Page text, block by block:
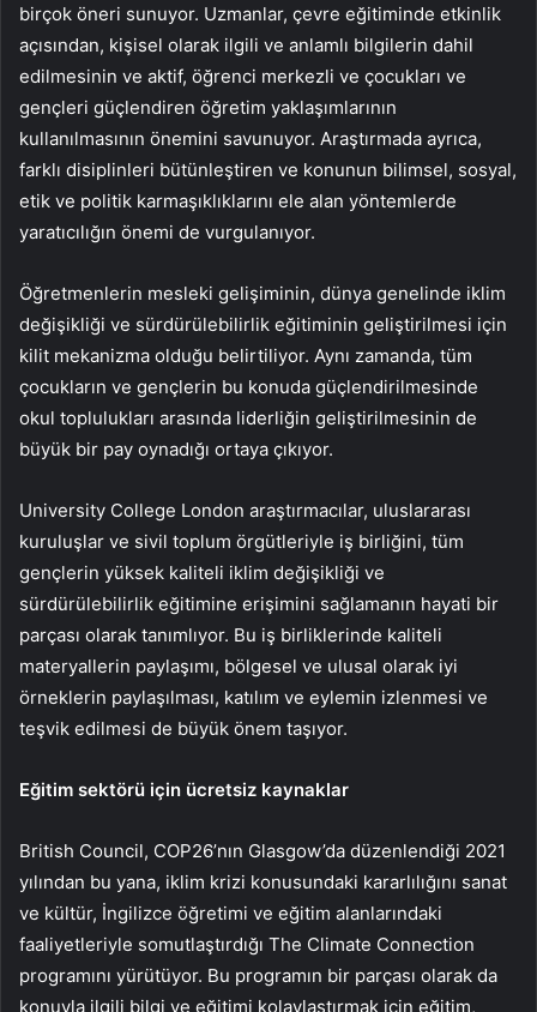
birçok öneri sunuyor. Uzmanlar, çevre eğitiminde etkinlik
açısından, kişisel olarak ilgili ve anlamlı bilgilerin dahil
edilmesinin ve aktif, öğrenci merkezli ve çocukları ve
gençleri güçlendiren öğretim yaklaşımlarının
kullanılmasının önemini savunuyor. Araştırmada ayrıca,
farklı disiplinleri bütünleştiren ve konunun bilimsel, sosyal,
etik ve politik karmaşıklıklarını ele alan yöntemlerde
yaratıcılığın önemi de vurgulanıyor.
Öğretmenlerin mesleki gelişiminin, dünya genelinde iklim
değişikliği ve sürdürülebilirlik eğitiminin geliştirilmesi için
kilit mekanizma olduğu belirtiliyor. Aynı zamanda, tüm
çocukların ve gençlerin bu konuda güçlendirilmesinde
okul toplulukları arasında liderliğin geliştirilmesinin de
büyük bir pay oynadığı ortaya çıkıyor.
University College London araştırmacılar, uluslararası
kuruluşlar ve sivil toplum örgütleriyle iş birliğini, tüm
gençlerin yüksek kaliteli iklim değişikliği ve
sürdürülebilirlik eğitimine erişimini sağlamanın hayati bir
parçası olarak tanımlıyor. Bu iş birliklerinde kaliteli
materyallerin paylaşımı, bölgesel ve ulusal olarak iyi
örneklerin paylaşılması, katılım ve eylemin izlenmesi ve
teşvik edilmesi de büyük önem taşıyor.
Eğitim sektörü için ücretsiz kaynaklar
British Council, COP26’nın Glasgow’da düzenlendiği 2021
yılından bu yana, iklim krizi konusundaki kararlılığını sanat
ve kültür, İngilizce öğretimi ve eğitim alanlarındaki
faaliyetleriyle somutlaştırdığı The Climate Connection
programını yürütüyor. Bu programın bir parçası olarak da
konuyla ilgili bilgi ve eğitimi kolaylaştırmak için eğitim,